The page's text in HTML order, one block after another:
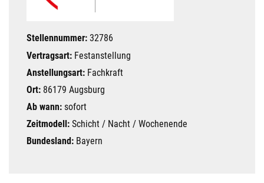
Stellennummer: 32786
Vertragsart: Festanstellung
Anstellungsart: Fachkraft
Ort: 86179 Augsburg
Ab wann: sofort
Zeitmodell: Schicht / Nacht / Wochenende
Bundesland: Bayern